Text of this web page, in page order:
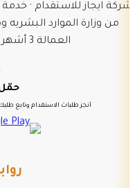
شركة ايجاز للاستقدام ·
من وزارة الموارد
العمالة 3 أشهر · إمكانية توصيل العمالة
حمّل
أنجز طلبات الاستقدام وتابع